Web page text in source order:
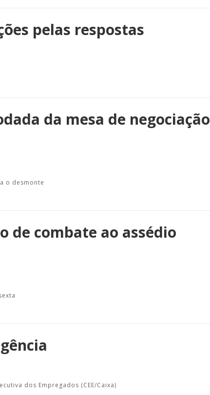
pelas respostas
da mesa de negociação
o desmonte
de combate ao assédio
dos Empregados (CEE/Caixa)